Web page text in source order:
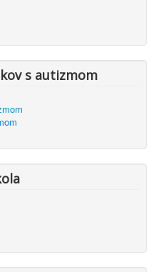
s autizmom